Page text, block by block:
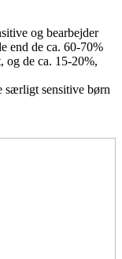
og bearbejder
end de ca. 60-70%
og de ca. 15-20%,
særligt sensitive børn